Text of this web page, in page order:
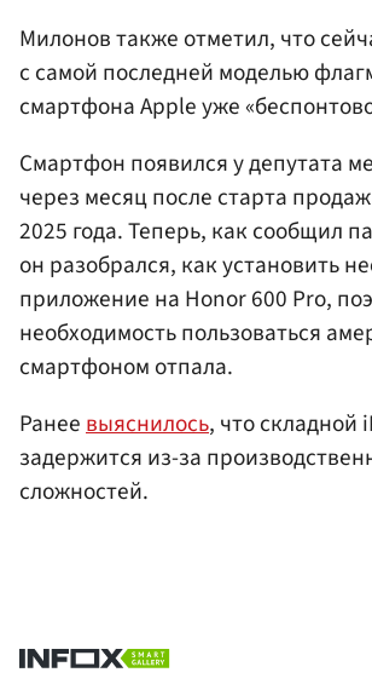
Милонов также отметил, что
с самой последней моделью
смартфона Apple уже
Смартфон появился у депутата
через месяц после старта
2025 года. Теперь, как сообщил
он разобрался, как установить
приложение на Honor 600 Pro,
необходимость пользоваться
смартфоном отпала.
Ранеевыяснилось, что складной
задержится из-за
сложностей.